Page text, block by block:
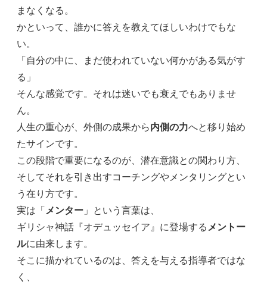
まなくなる。
かといって、誰かに答えを教えてほしいわけでもな
い。
「自分の中に、まだ使われていない何かがある気がす
る」
そんな感覚です。それは迷いでも衰えでもありませ
ん。
人生の重心が、外側の成果から内側の力へと移り始め
たサインです。
この段階で重要になるのが、潜在意識との関わり方、
そしてそれを引き出すコーチングやメンタリングとい
う在り方です。
実は「 メンター 」という言葉は、
ギリシャ神話『オデュッセイア』に登場する メントー
ルに由来します。
そこに描かれているのは、答えを与える指導者ではな
く、